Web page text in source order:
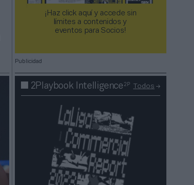
¡Haz click aquí y accede sin
límites a contenidos y
eventos para Socios!​​​​​​​
Publicidad
2Playbook Intelligence2P Todos